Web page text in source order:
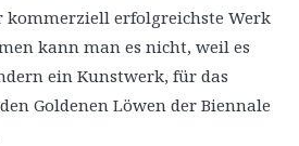
kommerziell erfolgreichste Werk
kann man es nicht, weil es
ein Kunstwerk, für das
Goldenen Löwen der Biennale